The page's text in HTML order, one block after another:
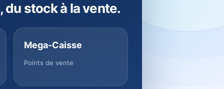
du stock à la vente.
Mega-Caisse
Points de vente